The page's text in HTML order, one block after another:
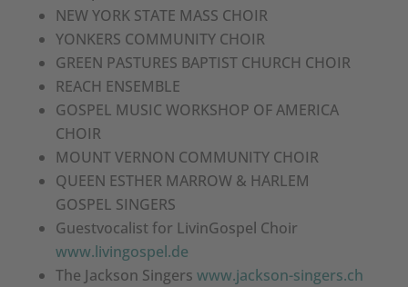
NEW YORK STATE MASS CHOIR
YONKERS COMMUNITY CHOIR
GREEN PASTURES BAPTIST CHURCH CHOIR
REACH ENSEMBLE
GOSPEL MUSIC WORKSHOP OF AMERICA
CHOIR
MOUNT VERNON COMMUNITY CHOIR
QUEEN ESTHER MARROW & HARLEM
GOSPEL SINGERS
Guestvocalist for LivinGospel Choir
www.livingospel.de
The Jackson Singers www.jackson-singers.ch